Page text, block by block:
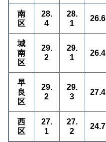
南
区
28.
4
28.
1
26.6
城
南
区
29.
2
29.
1
26.4
早
良
区
29.
2
29.
3
27.4
西
区
27.
1
27.
2
24.7